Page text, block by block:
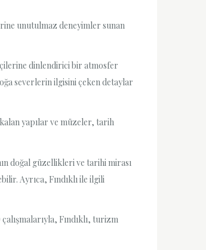
unutulmaz deneyimler sunan
dinlendirici bir atmosfer
severlerin ilgisini çeken detaylar
yapılar ve müzeler, tarih
doğal güzellikleri ve tarihi mirası
Ayrıca, Fındıklı ile ilgili
Fındıklı, turizm